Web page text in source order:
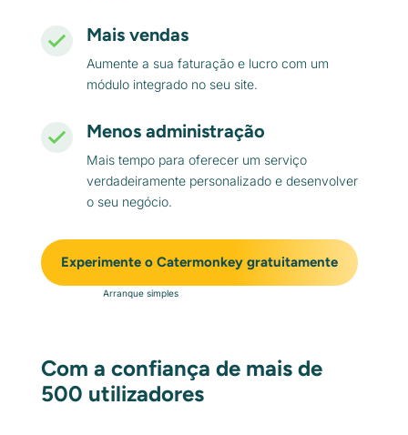
Mais vendas
Aumente a sua faturação e lucro com um
módulo integrado no seu site.
Menos administração
Mais tempo para oferecer um serviço
verdadeiramente personalizado e desenvolver
o seu negócio.
Experimente o Catermonkey gratuitamente
Arranque simples
Com a confiança de mais de
500 utilizadores